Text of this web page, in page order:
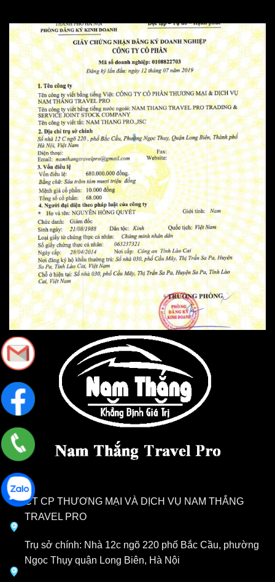
CT CP THƯƠNG MẠI VÀ DỊCH VỤ NAM THẮNG
TRAVEL PRO
Trụ sở chính: Nhà 12c ngõ 220 phố Bắc Cầu, phường
Ngọc Thụy quận Long Biên, Hà Nội